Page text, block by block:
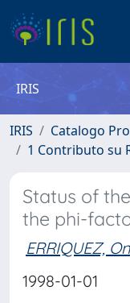
IRIS
IRIS
Catalogo
1 Contributo su
Status of
the phi-
ERRIQUEZ,
1998-01-01